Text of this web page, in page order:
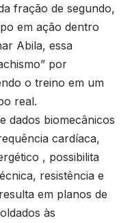
fração de segundo,
em ação dentro
Abila, essa
por
o treino em um
real.
dados biomecânicos
cardíaca,
, possibilita
resistência e
em planos de
às